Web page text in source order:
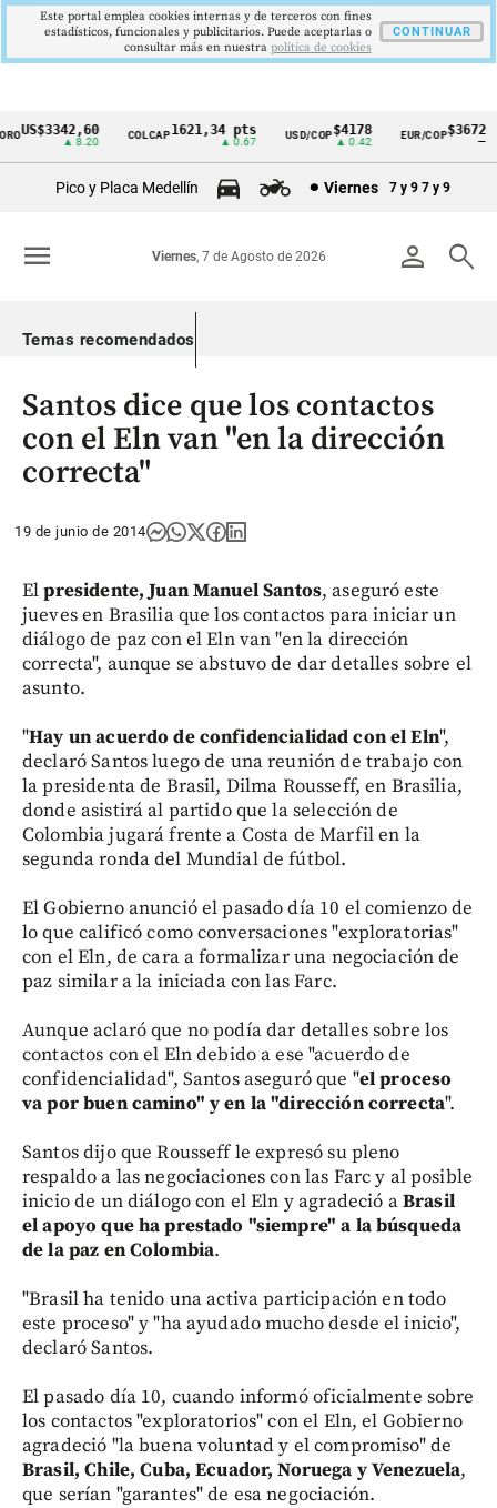
Cintillo
Colombia
US$3342,60
▲ 8.20
COLCAP1621,34 pts
▲ 0.67
USD/COP$4178
▲ 0.42
EUR/COP$3672
Pico y Placa Medellín Viernes 7 y 9 7 y 9
person search
Viernes, 7 de Agosto de 2026
menu
Temas recomendados
Santos dice que los contactos
con el Eln van "en la dirección
correcta"
19 de junio de 2014
Elpresidente, Juan Manuel Santos, aseguró este
jueves en Brasilia que los contactos para iniciar un
diálogo de paz con el Eln van "en la dirección
correcta", aunque se abstuvo de dar detalles sobre el
asunto.
"Hay un acuerdo de confidencialidad con el Eln",
declaró Santos luego de una reunión de trabajo con
la presidenta de Brasil, Dilma Rousseff, en Brasilia,
donde asistirá al partido que la selección de
Colombia jugará frente a Costa de Marfil en la
segunda ronda del Mundial de fútbol.
El Gobierno anunció el pasado día 10 el comienzo de
lo que calificó como conversaciones "exploratorias"
con el Eln, de cara a formalizar una negociación de
paz similar a la iniciada con las Farc.
Aunque aclaró que no podía dar detalles sobre los
contactos con el Eln debido a ese "acuerdo de
confidencialidad", Santos aseguró que "el proceso
va por buen camino" y en la "dirección correcta".
Santos dijo que Rousseff le expresó su pleno
respaldo a las negociaciones con las Farc y al posible
inicio de un diálogo con el Eln y agradeció aBrasil
el apoyo que ha prestado "siempre" a la búsqueda
de la paz en Colombia.
"Brasil ha tenido una activa participación en todo
este proceso" y "ha ayudado mucho desde el inicio",
declaró Santos.
El pasado día 10, cuando informó oficialmente sobre
los contactos "exploratorios" con el Eln, el Gobierno
agradeció "la buena voluntad y el compromiso" de
Brasil, Chile, Cuba, Ecuador, Noruega y Venezuela,
que serían "garantes" de esa negociación.
Este portal emplea cookies internas y de terceros con fines
estadísticos, funcionales y publicitarios. Puede aceptarlas o
consultar más en nuestra politica de cookies
CONTINUAR